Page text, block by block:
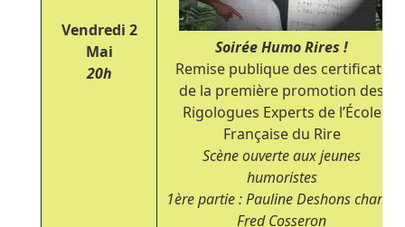
Vendredi 2
Mai
20h
Soirée Humo Rires !
Remise publique des certificats
de la première promotion des
Rigologues Experts de l’École
Française du Rire
Scène ouverte aux jeunes
humoristes
1èrepartie :Pauline Deshons chante
Fred Cosseron